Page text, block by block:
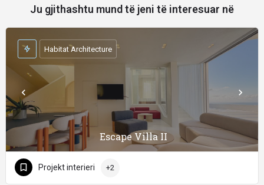
Ju gjithashtu mund të jeni të interesuar në
Escape Villa II
Habitat Architecture
Projekt interieri +2